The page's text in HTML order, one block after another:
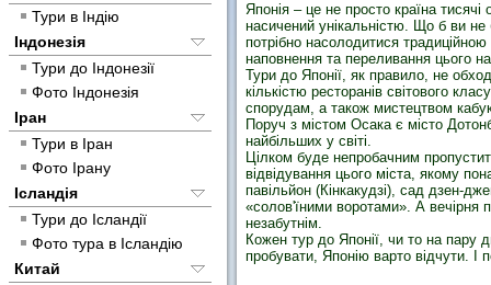
Тури в Індію
Індонезія
Тури до Індонезії
Фото Індонезія
Іран
Тури в Іран
Фото Ірану
Ісландія
Тури до Ісландії
Фото тура в Ісландію
Китай
Японія – це не просто країна
насичений унікальністю. Що б ви
потрібно насолодитися
наповнення та переливання цього
Тури до Японії, як правило, не
кількістю ресторанів світового
спорудам, а також мистецтвом
Поруч з містом Осака є місто
найбільших у світі.
Цілком буде непробачним
відвідування цього міста, якому
павільйон (Кінкакудзі), сад дзен-
«солов'їними воротами». А вечірня
незабутнім.
Кожен тур до Японії, чи то на пару
пробувати, Японію варто відчути. І